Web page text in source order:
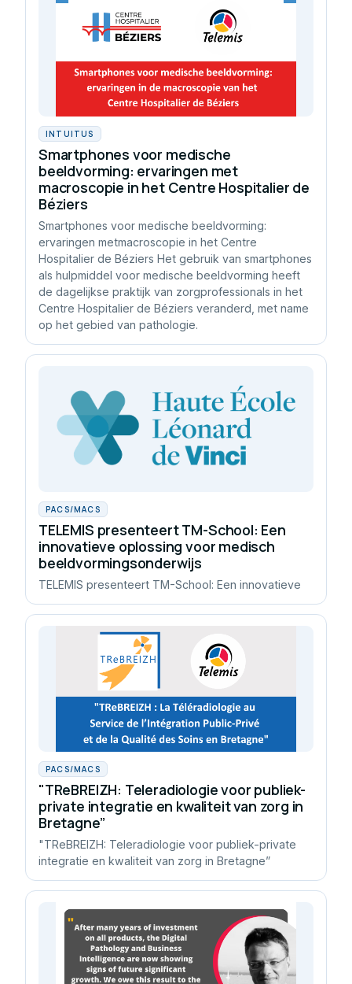
INTUITUS
Smartphones voor medische
beeldvorming: ervaringen met
macroscopie in het Centre Hospitalier de
Béziers
Smartphones voor medische beeldvorming:
ervaringen metmacroscopie in het Centre
Hospitalier de Béziers Het gebruik van smartphones
als hulpmiddel voor medische beeldvorming heeft
de dagelijkse praktijk van zorgprofessionals in het
Centre Hospitalier de Béziers veranderd, met name
op het gebied van pathologie.
PACS/MACS
TELEMIS presenteert TM-School: Een
innovatieve oplossing voor medisch
beeldvormingsonderwijs
TELEMIS presenteert TM-School: Een innovatieve
PACS/MACS
"TReBREIZH: Teleradiologie voor publiek-
private integratie en kwaliteit van zorg in
Bretagne”
"TReBREIZH: Teleradiologie voor publiek-private
integratie en kwaliteit van zorg in Bretagne”